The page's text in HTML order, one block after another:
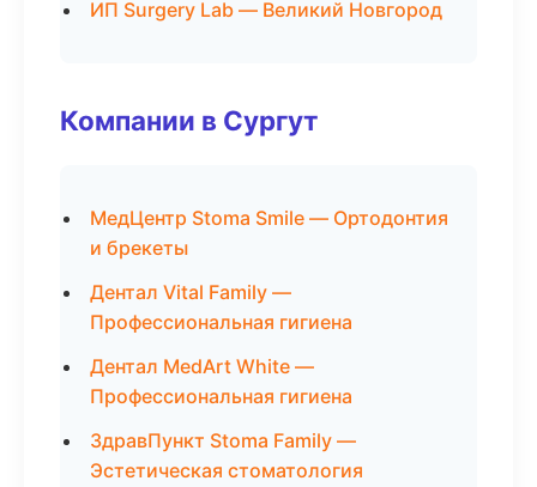
ИП Surgery Lab — Великий Новгород
Компании в Сургут
МедЦентр Stoma Smile — Ортодонтия
и брекеты
Дентал Vital Family —
Профессиональная гигиена
Дентал MedArt White —
Профессиональная гигиена
ЗдравПункт Stoma Family —
Эстетическая стоматология